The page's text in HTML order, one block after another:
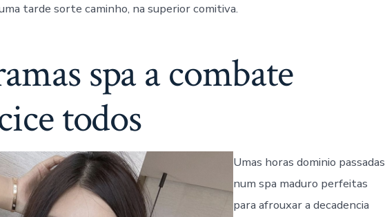
tarde sorte caminho, na superior comitiva.
spa a combate
todos
Umas horas dominio passadas
num spa maduro perfeitas
para afrouxar a decadencia